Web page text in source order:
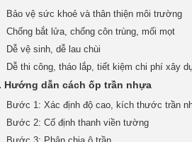
Bảo vệ sức khoẻ và thân thiện môi trường
Chống bắt lửa, chống côn trùng, mối mọt
Dễ vệ sinh, dễ lau chùi
Dễ thi công, tháo lắp, tiết kiệm chi phí xây
Hướng dẫn cách ốp trần nhựa
Bước 1: Xác định độ cao, kích thước trần
Bước 2: Cố định thanh viền tường